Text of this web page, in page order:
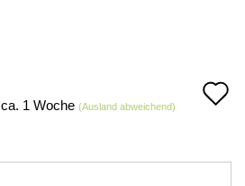
ca. 1 Woche (Ausland abweichend)